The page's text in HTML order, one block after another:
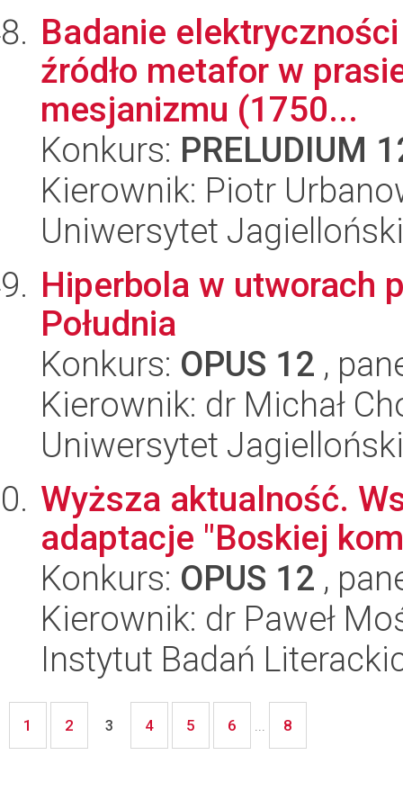
Badanie
źródło metafor w
mesjanizmu (1750...
Konkurs: PRELUDIUM
Kierownik: Piotr
Uniwersytet
Hiperbola w utworach
Południa
Konkurs: OPUS 12 ,
Kierownik: dr Michał
Uniwersytet
Wyższa aktualność.
adaptacje "Boskiej
Konkurs: OPUS 12 ,
Kierownik: dr Paweł
Instytut Badań
1 2 3 4 5 6 ... 8